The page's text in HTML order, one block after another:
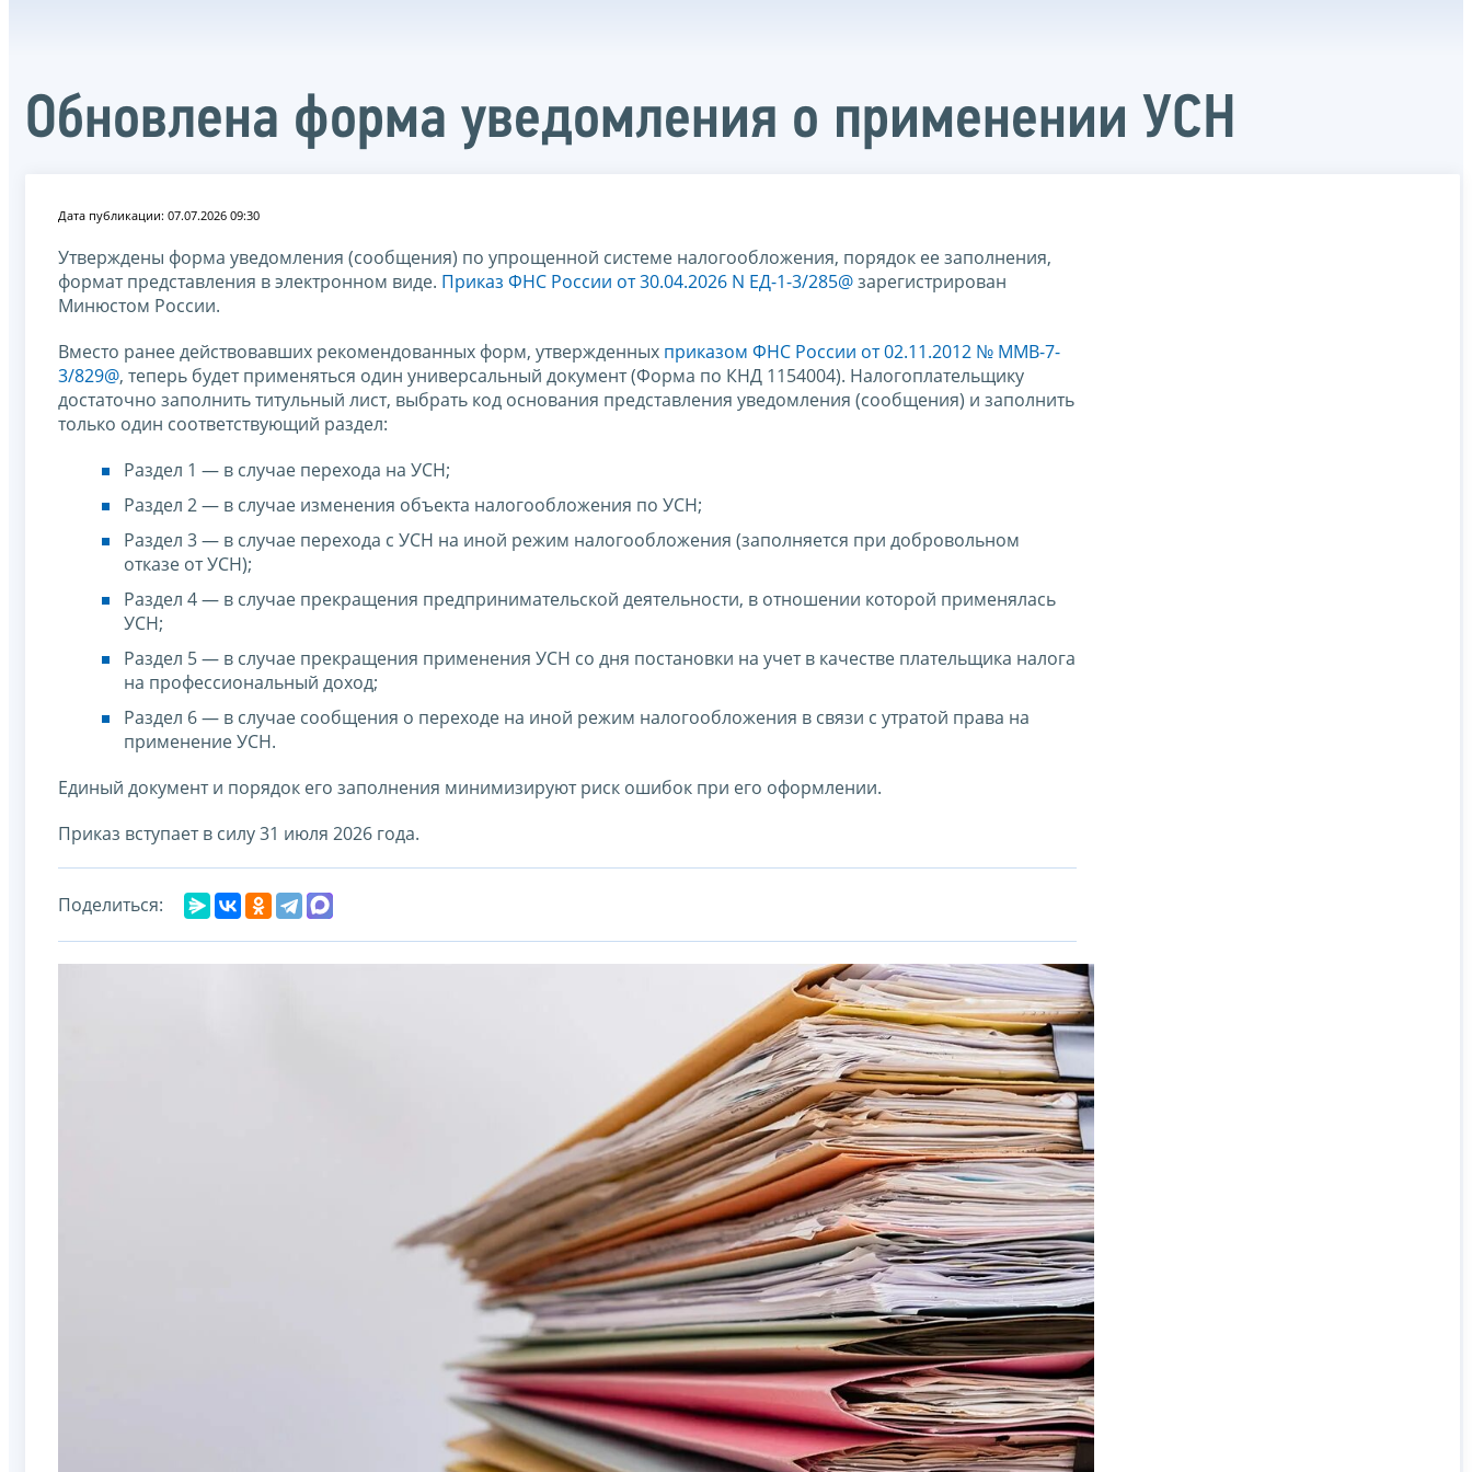
Обновлена форма уведомления о применении УСН
Дата публикации: 07.07.2026 09:30
Утверждены форма уведомления (сообщения) по упрощенной системе налогообложения, порядок ее заполнения,
формат представления в электронном виде. Приказ ФНС России от 30.04.2026 N ЕД-1-3/285@зарегистрирован
Минюстом России.
Вместо ранее действовавших рекомендованных форм, утвержденных приказом ФНС России от 02.11.2012 № ММВ-7-
3/829@, теперь будет применяться один универсальный документ (Форма по КНД 1154004). Налогоплательщику
достаточно заполнить титульный лист, выбрать код основания представления уведомления (сообщения) и заполнить
только один соответствующий раздел:
Раздел 1 — в случае перехода на УСН;
Раздел 2 — в случае изменения объекта налогообложения по УСН;
Раздел 3 — в случае перехода с УСН на иной режим налогообложения (заполняется при добровольном
отказе от УСН);
Раздел 4 — в случае прекращения предпринимательской деятельности, в отношении которой применялась
УСН;
Раздел 5 — в случае прекращения применения УСН со дня постановки на учет в качестве плательщика налога
на профессиональный доход;
Раздел 6 — в случае сообщения о переходе на иной режим налогообложения в связи с утратой права на
применение УСН.
Единый документ и порядок его заполнения минимизируют риск ошибок при его оформлении.
Приказ вступает в силу 31 июля 2026 года.
Поделиться: